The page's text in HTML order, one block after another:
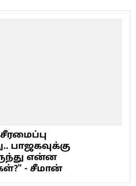
பாஜகவுக்கு
என்ன
- சீமான்